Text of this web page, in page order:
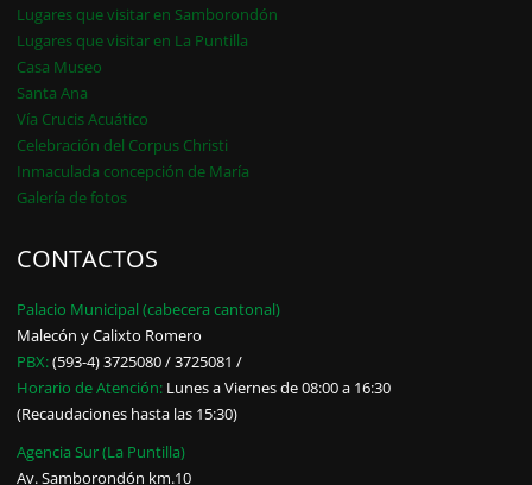
Lugares que visitar en Samborondón
Lugares que visitar en La Puntilla
Casa Museo
Santa Ana
Vía Crucis Acuático
Celebración del Corpus Christi
Inmaculada concepción de María
Galería de fotos
CONTACTOS
Palacio Municipal (cabecera cantonal)
Malecón y Calixto Romero
PBX:(593-4) 3725080 / 3725081 /
Horario de Atención: Lunes a Viernes de 08:00 a 16:30
(Recaudaciones hasta las 15:30)
Agencia Sur (La Puntilla)
Av. Samborondón km.10